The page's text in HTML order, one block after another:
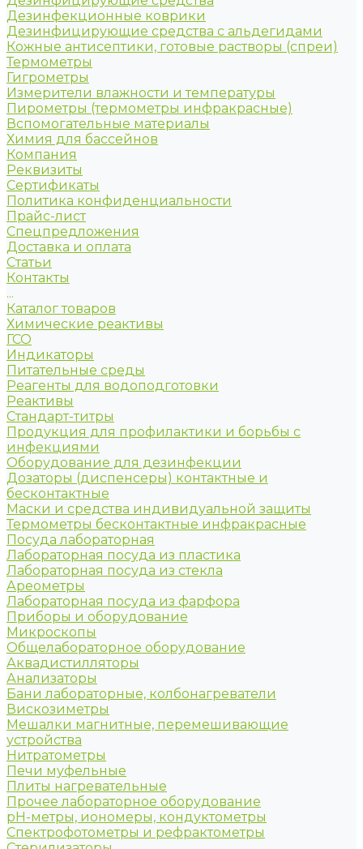
Дезинфекционные коврики
Дезинфицирующие средства с альдегидами
Кожные антисептики, готовые растворы (спреи)
Термометры
Гигрометры
Измерители влажности и температуры
Пирометры (термометры инфракрасные)
Вспомогательные материалы
Химия для бассейнов
Компания
Реквизиты
Сертификаты
Политика конфиденциальности
Прайс-лист
Спецпредложения
Доставка и оплата
Статьи
Контакты
...
Каталог товаров
Химические реактивы
ГСО
Индикаторы
Питательные среды
Реагенты для водоподготовки
Реактивы
Стандарт-титры
Продукция для профилактики и борьбы с
инфекциями
Оборудование для дезинфекции
Дозаторы (диспенсеры) контактные и
бесконтактные
Маски и средства индивидуальной защиты
Термометры бесконтактные инфракрасные
Посуда лабораторная
Лабораторная посуда из пластика
Лабораторная посуда из стекла
Ареометры
Лабораторная посуда из фарфора
Приборы и оборудование
Микроскопы
Общелабораторное оборудование
Аквадистилляторы
Анализаторы
Бани лабораторные, колбонагреватели
Вискозиметры
Мешалки магнитные, перемешивающие
устройства
Нитратометры
Печи муфельные
Плиты нагревательные
Прочее лабораторное оборудование
рН-метры, иономеры, кондуктометры
Спектрофотометры и рефрактометры